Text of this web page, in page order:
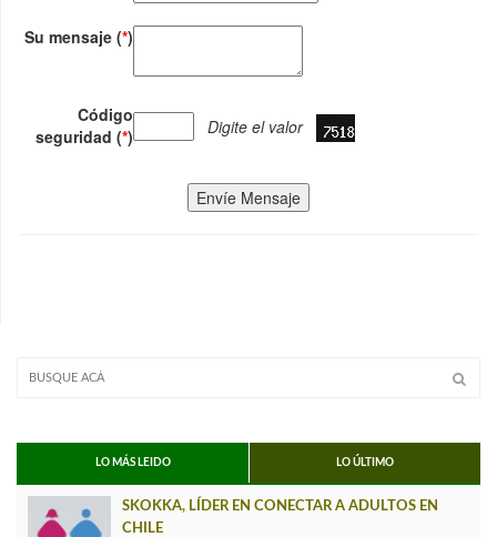
Su mensaje (*)
Código
seguridad (*) Digite el valor
Envíe Mensaje
LO MÁS LEIDO LO ÚLTIMO
SKOKKA, LÍDER EN CONECTAR A ADULTOS EN
CHILE